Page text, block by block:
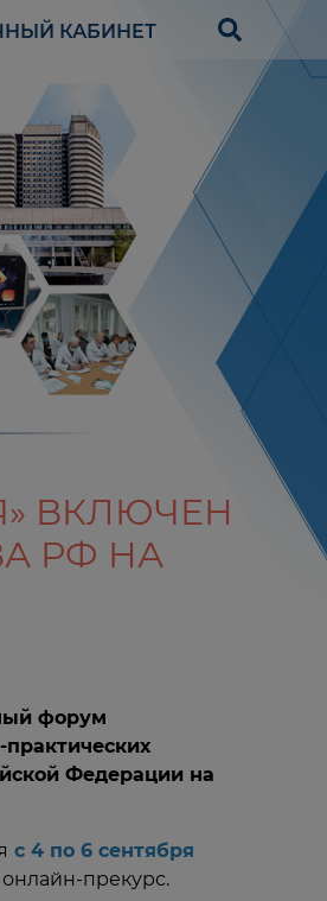
КАБИНЕТ
ВКЛЮЧЕН
РФ НА
форум
Федерации на
с 4 по 6 сентября
прекурс.